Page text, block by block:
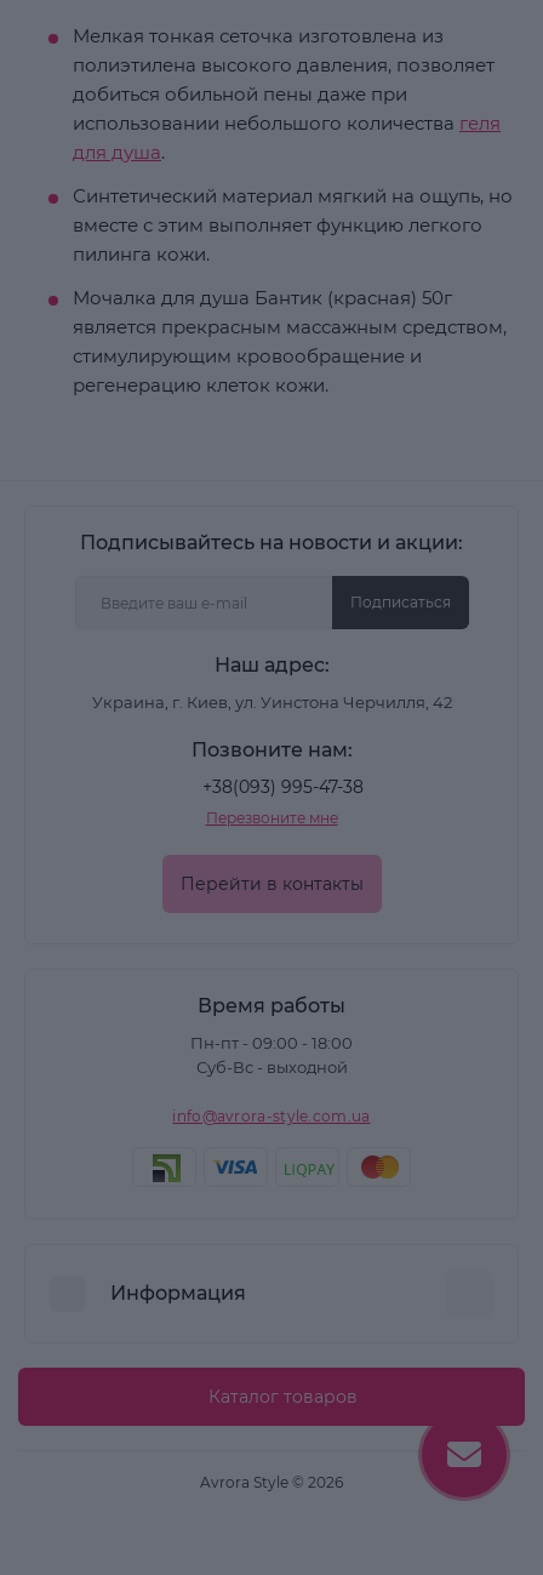
Мелкая тонкая сеточка изготовлена из
полиэтилена высокого давления, позволяет
добиться обильной пены даже при
использовании небольшого количества геля
для душа.
Синтетический материал мягкий на ощупь, но
вместе с этим выполняет функцию легкого
пилинга кожи.
Мочалка для душа Бантик (красная) 50г
является прекрасным массажным средством,
стимулирующим кровообращение и
регенерацию клеток кожи.
Подписывайтесь на новости и акции:
Подписаться
Наш адрес:
Украина, г. Киев, ул. Уинстона Черчилля, 42
Позвоните нам:
+38(093) 995-47-38
Перезвоните мне
Перейти в контакты
Время работы
Пн-пт - 09:00 - 18:00
Суб-Вс - выходной
info@avrora-style.com.ua
Информация
Пользовательское соглашение
Каталог товаров
Avrora Style © 2026